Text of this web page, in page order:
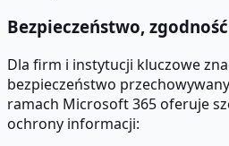
Bezpieczeństwo,
Dla firm i instytucji kluczowe
bezpieczeństwo
ramach Microsoft 365 oferuje
ochrony informacji: